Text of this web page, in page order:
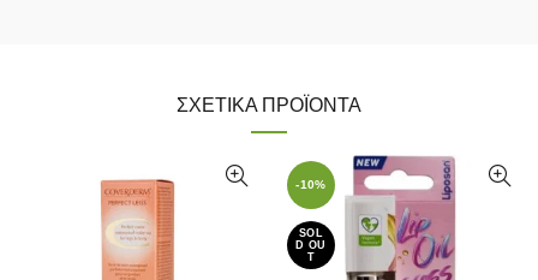
ΣΧΕΤΙΚΆ ΠΡΟΪΌΝΤΑ
-10%
SOL
D OU
T